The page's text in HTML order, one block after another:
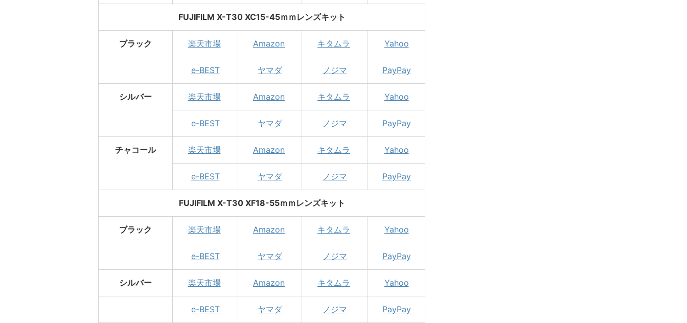
FUJIFILM X-T30 XC15-45ｍｍレンズキット
ブラック 楽天市場 Amazon キタムラ Yahoo
e-BEST ヤマダ ノジマ PayPay
シルバー 楽天市場 Amazon キタムラ Yahoo
e-BEST ヤマダ ノジマ PayPay
チャコール 楽天市場 Amazon キタムラ Yahoo
e-BEST ヤマダ ノジマ PayPay
FUJIFILM X-T30 XF18-55ｍｍレンズキット
ブラック 楽天市場 Amazon キタムラ Yahoo
e-BEST ヤマダ ノジマ PayPay
シルバー 楽天市場 Amazon キタムラ Yahoo
e-BEST ヤマダ ノジマ PayPay